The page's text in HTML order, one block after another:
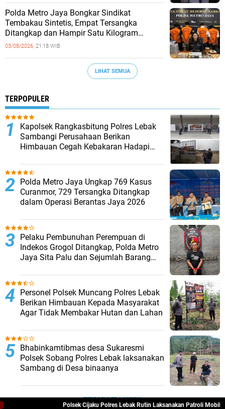
‎Polda Metro Jaya Bongkar Sindikat
Tembakau Sintetis, Empat Tersangka
Ditangkap dan Hampir Satu Kilogram
Barang Bukti Disita
03/08/2026, 21:18 WIB
LIHAT SEMUA
TERPOPULER
Kapolsek Rangkasbitung Polres Lebak
Sambangi Perusahaan Berikan
Himbauan Cegah Kebakaran Hadapi
Polda Metro Jaya Ungkap 769 Kasus
Curanmor, 729 Tersangka Ditangkap
dalam Operasi Berantas Jaya 2026‎
Pelaku Pembunuhan Perempuan di
Indekos Grogol Ditangkap, Polda Metro
Jaya Sita Palu dan Sejumlah Barang
Personel Polsek Muncang Polres Lebak
Berikan Himbauan Kepada Masyarakat
Agar Tidak Membakar Hutan dan Lahan
Bhabinkamtibmas desa Sukaresmi
Polsek Sobang Polres Lebak laksanakan
Sambang di Desa binaanya
TERPOPULER LAINNYA
Polsek Cijaku Polres Lebak Rutin Laksanakan Patroli Mobile